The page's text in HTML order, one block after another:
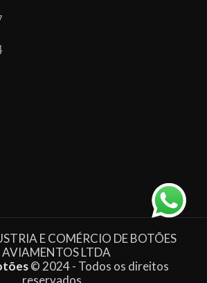
E COMÉRCIO DE BOTÕES
AVIAMENTOS LTDA
© 2024 - Todos os direitos
reservados